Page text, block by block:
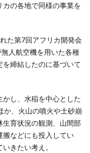
の各地で同様の事業を
た第7回アフリカ開発会
人航空機を用いた各種
締結したのに基づいて
し、水稲を中心とした
か、火山の噴火や土砂崩
育状況の観測、山間部
搬などにも投入してい
きたい考え。